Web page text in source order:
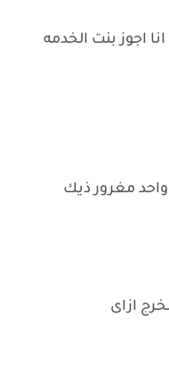
اجوز بنت الخدمه
مغرور ذيك
ازاى